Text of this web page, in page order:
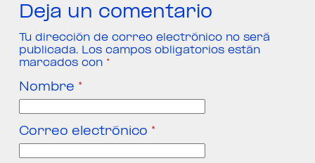
Deja un comentario
Tu dirección de correo electrónico no será
publicada. Los campos obligatorios están
marcados con *
Nombre *
Correo electrónico *